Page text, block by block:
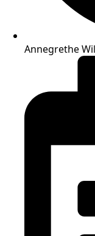
Annegrethe